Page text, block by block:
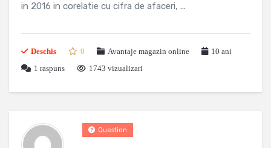
in 2016 in corelatie cu cifra de afaceri, ...
Deschis 0 Avantaje magazin online
10 ani
1 raspuns 1743 vizualizari
Question